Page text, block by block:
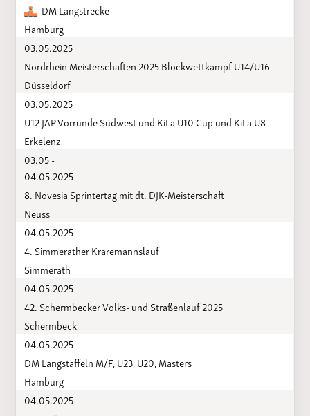
DM Langstrecke
Hamburg
03.05.2025
Nordrhein Meisterschaften 2025 Blockwettkampf U14/U16
Düsseldorf
03.05.2025
U12 JAP Vorrunde Südwest und KiLa U10 Cup und KiLa U8
Erkelenz
03.05 -
04.05.2025
8. Novesia Sprintertag mit dt. DJK-Meisterschaft
Neuss
04.05.2025
4. Simmerather Kraremannslauf
Simmerath
04.05.2025
42. Schermbecker Volks- und Straßenlauf 2025
Schermbeck
04.05.2025
DM Langstaffeln M/F, U23, U20, Masters
Hamburg
04.05.2025